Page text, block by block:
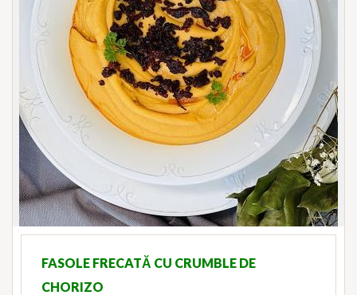
FASOLE FRECATĂ CU CRUMBLE DE
CHORIZO